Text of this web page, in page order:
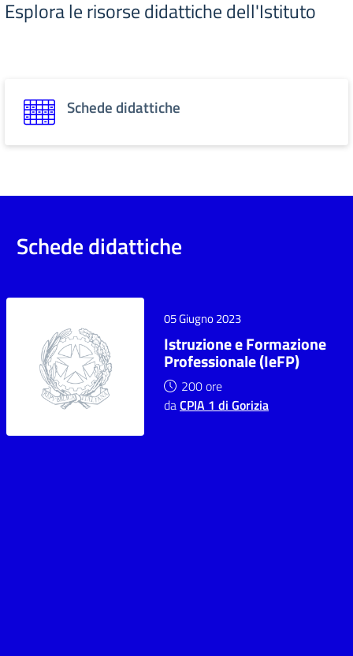
Esplora le risorse didattiche dell'Istituto
Schede didattiche
Schede didattiche
05 Giugno 2023
Istruzione e Formazione
Professionale (IeFP)
200 ore
daCPIA 1 di Gorizia